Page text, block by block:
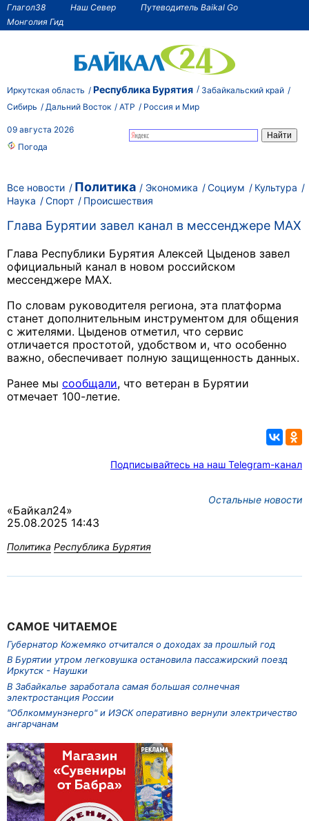
Глагол38 Наш Север
Путеводитель Baikal Go
Монголия Гид
Иркутская область Республика Бурятия
Забайкальский край
Сибирь
Дальний Восток АТР Россия и Мир
09 августа 2026
Погода
Все новости Политика Экономика Социум
Культура
Наука
Спорт Происшествия
Глава Бурятии завел канал в мессенджере MAX
Глава Республики Бурятия Алексей Цыденов завел
официальный канал в новом российском
мессенджере MAX.
По словам руководителя региона, эта платформа
станет дополнительным инструментом для общения
с жителями. Цыденов отметил, что сервис
отличается простотой, удобством и, что особенно
важно, обеспечивает полную защищенность данных.
Ранее мы сообщали, что ветеран в Бурятии
отмечает 100-летие.
Подписывайтесь на наш Telegram-канал
Остальные новости
«Байкал24»
25.08.2025 14:43
Политика Республика Бурятия
САМОЕ ЧИТАЕМОЕ
Губернатор Кожемяко отчитался о доходах за прошлый год
В Бурятии утром легковушка остановила пассажирский поезд
Иркутск - Наушки
В Забайкалье заработала самая большая солнечная
электростанция России
"Облкоммунэнерго" и ИЭСК оперативно вернули электричество
ангарчанам